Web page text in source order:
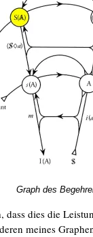
Graph des
dass dies die
mei­nes